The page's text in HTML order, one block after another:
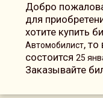
Добро
для
хотите купить
Автомобилист, то
состоится 25
Заказывайте